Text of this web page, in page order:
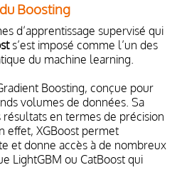
Boosting
d’apprentissage supervisé qui
s’est imposé comme l’un des
du machine learning.
Boosting, conçue pour
volumes de données. Sa
en termes de précision
effet, XGBoost permet
et donne accès à de nombreux
LightGBM ou CatBoost qui